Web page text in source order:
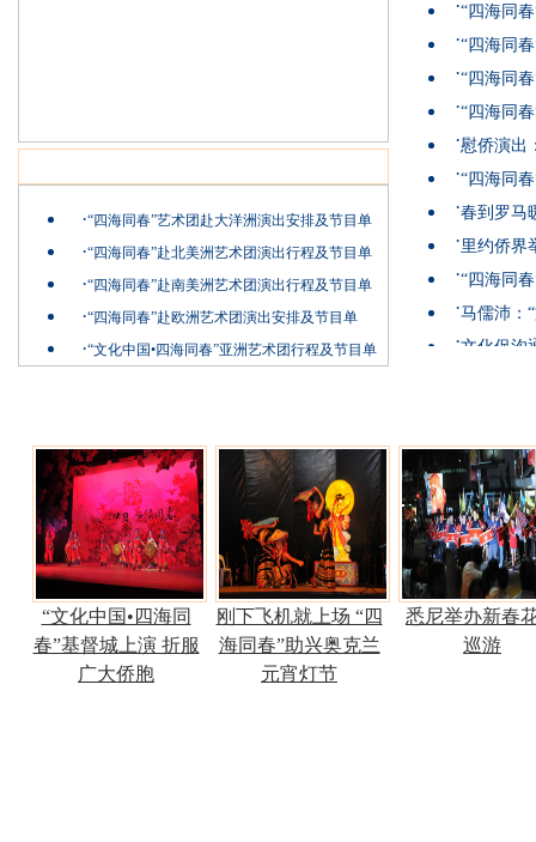
·“四海同春”艺术团赴大洋洲演出安排及节目单
·“四海同春”赴北美洲艺术团演出行程及节目单
·“四海同春”赴南美洲艺术团演出行程及节目单
·“四海同春”赴欧洲艺术团演出安排及节目单
·“文化中国•四海同春”亚洲艺术团行程及节目单
·“四海同
·“四海同
·“四海同
·“四海同
·慰侨演出
·“四海同
·春到罗马
·里约侨界
·“四海同
·马儒沛：
·文化促沟
“文化中国•四海同
春”基督城上演 折服
广大侨胞
刚下飞机就上场 “四
海同春”助兴奥克兰
元宵灯节
悉尼举办新春
巡游